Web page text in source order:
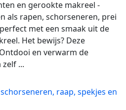
en gerookte makreel -
als rapen, schorseneren, prei
met een smaak uit de
Het bewijs? Deze
en verwarm de
...
raap, spekjes en